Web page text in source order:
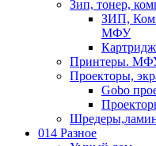
Зип, тонер,
ЗИП,
МФУ
Принтеры.
Проекторы,
Gobo
014 Разное